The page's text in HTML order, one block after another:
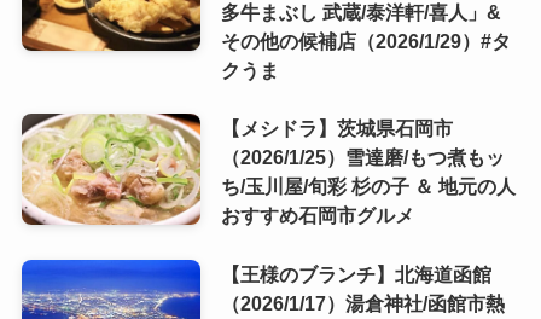
多牛まぶし 武蔵/泰洋軒/喜人」&
その他の候補店（2026/1/29）#タ
クうま
【メシドラ】茨城県石岡市
（2026/1/25）雪達磨/もつ煮もッ
ち/玉川屋/旬彩 杉の子 ＆ 地元の人
おすすめ石岡市グルメ
【王様のブランチ】北海道函館
（2026/1/17）湯倉神社/函館市熱